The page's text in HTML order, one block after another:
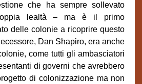
che ha sempre sollevato
lealtà – ma è il primo
delle colonie a ricoprire questo
Dan Shapiro, era anche
come tutti gli ambasciatori
di governi che avrebbero
di colonizzazione ma non